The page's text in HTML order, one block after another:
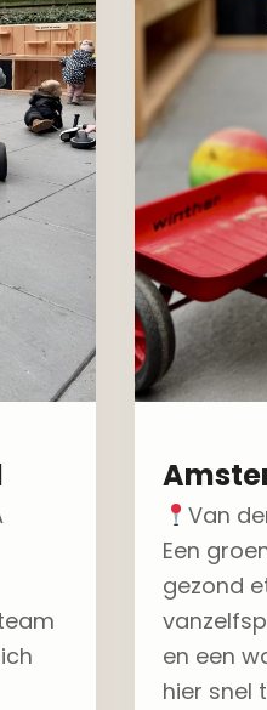
Van
Een
gezond
en een
hier snel